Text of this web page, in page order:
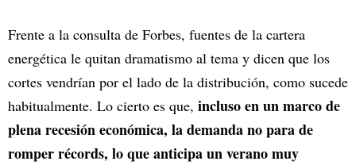
Frente a la consulta de Forbes, fuentes de la cartera
energética le quitan dramatismo al tema y dicen que los
cortes vendrían por el lado de la distribución, como sucede
habitualmente. Lo cierto es que, incluso en un marco de
plena recesión económica, la demanda no para de
romper récords, lo que anticipa un verano muy